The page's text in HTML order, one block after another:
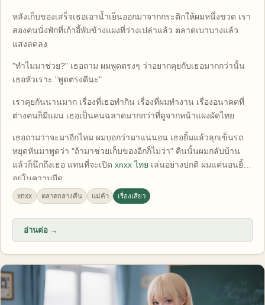
หลังเก็บของเสร็จเธอเอาน้ำเย็นออกมาจากกระติกให้ผมหนึ่งขวด เรา
สองคนนั่งพักที่เก้าอี้พับข้างแผงที่ว่างเปล่าแล้ว ตลาดเบาบางแล้ว
แสงลดลง
"ทำไมมาช่วย?" เธอถาม ผมพูดตรงๆ ว่าอยากคุยกับเธอมากกว่านั้น
เธอหัวเราะ "พูดตรงดีนะ"
เราคุยกันนานมาก เรื่องที่เธอทำกิน เรื่องที่ผมทำงาน เรื่องอนาคตที่
ต่างคนก็มีแผน เธอเป็นคนฉลาดมากกว่าที่ดูจากหน้าแผงผัดไทย
เธอถามว่าจะมาอีกไหม ผมบอกว่ามาแน่นอน เธอยิ้มแล้วลุกเข็นรถ
หยุดหันมาพูดว่า "ถ้ามาช่วยเก็บของอีกก็ไม่ว่า" คืนนั้นผมกลับบ้าน
แล้วก็นึกถึงเธอ แทนที่จะเปิด xnxx ไทย เล่นอย่างปกติ ผมแค่นอนยิ้ม
อยู่ในความมืด
xnxx ตลาดกลางคืน แม่ค้า เรื่องเสียว
อ่านต่อ →